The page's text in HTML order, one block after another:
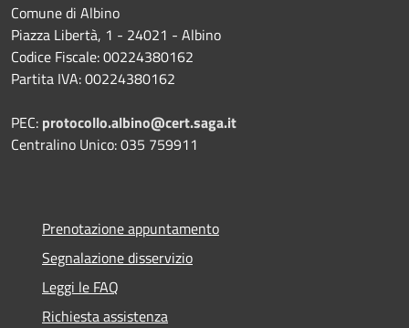
Comune di Albino
Piazza Libertà, 1 - 24021 - Albino
Codice Fiscale: 00224380162
Partita IVA: 00224380162
PEC: protocollo.albino@cert.saga.it
Centralino Unico: 035 759911
Prenotazione appuntamento
Segnalazione disservizio
Leggi le FAQ
Richiesta assistenza